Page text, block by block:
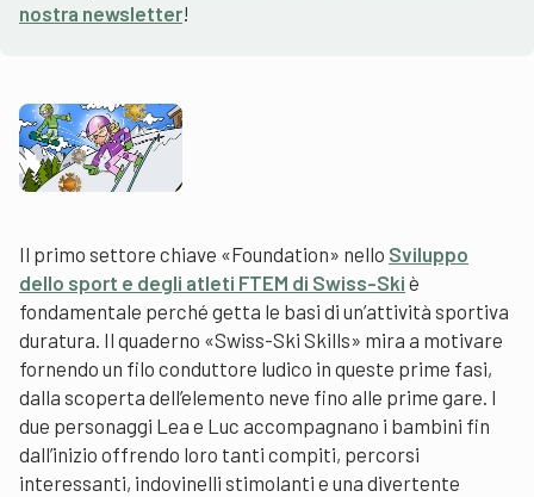
nostra newsletter!
Il primo settore chiave «Foundation» nello Sviluppo
dello sport e degli atleti FTEM di Swiss-Ski è
fondamentale perché getta le basi di un’attività sportiva
duratura. Il quaderno «Swiss-Ski Skills» mira a motivare
fornendo un filo conduttore ludico in queste prime fasi,
dalla scoperta dell’elemento neve fino alle prime gare. I
due personaggi Lea e Luc accompagnano i bambini fin
dall’inizio offrendo loro tanti compiti, percorsi
interessanti, indovinelli stimolanti e una divertente